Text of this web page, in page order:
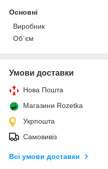
Основні
Виробник
Об`єм
Умови доставки
Нова Пошта
Магазини Rozetka
Укрпошта
Самовивіз
Всі умови доставки